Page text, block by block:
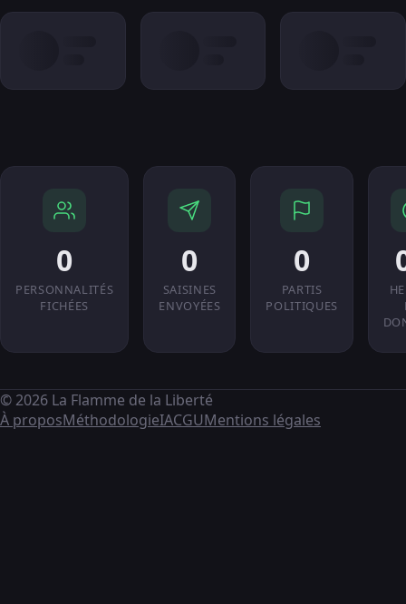
0
PERSONNALITÉS
FICHÉES
0
SAISINES
ENVOYÉES
0
PARTIS
POLITIQUES
© 2026 La Flamme de la Liberté
À proposMéthodologieIACGUMentions légales